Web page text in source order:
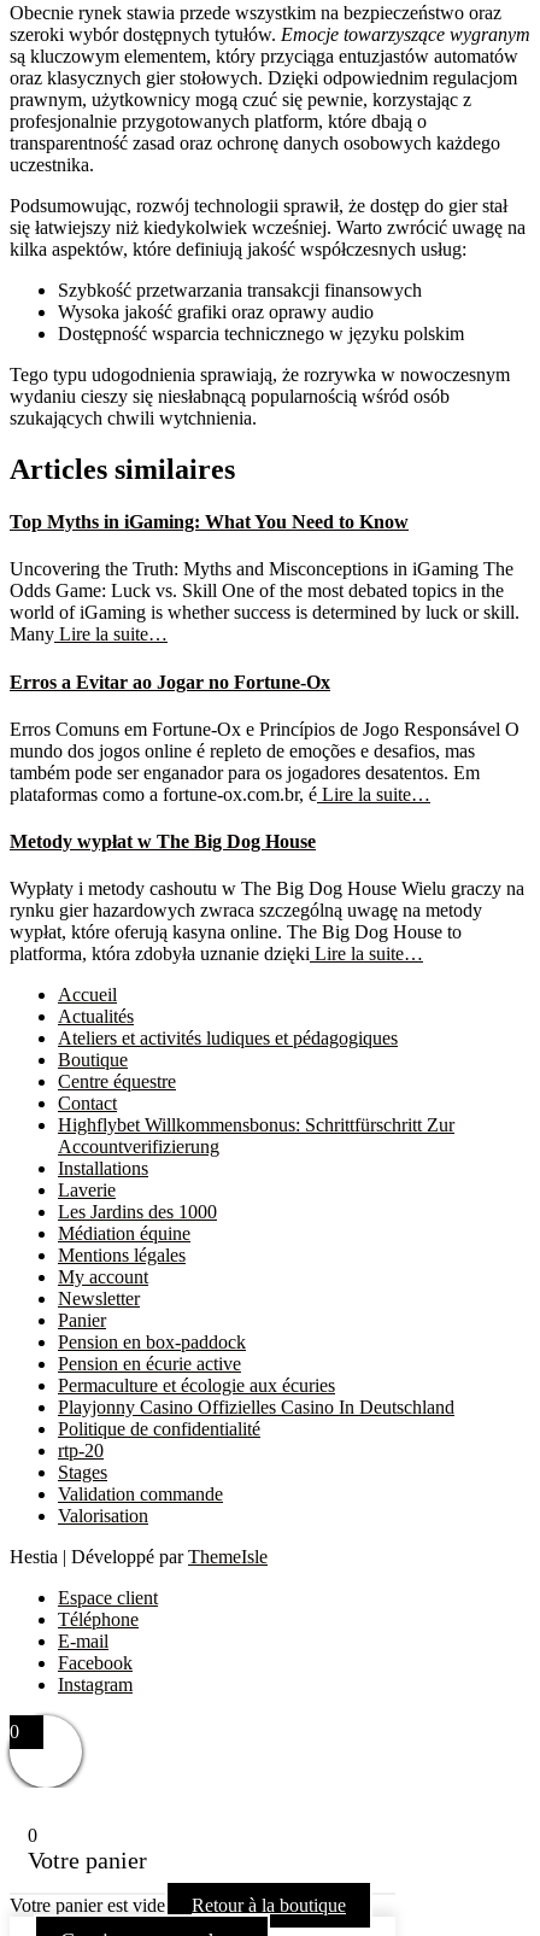
Obecnie rynek stawia przede wszystkim na bezpieczeństwo oraz
szeroki wybór dostępnych tytułów. Emocje towarzyszące wygranym
są kluczowym elementem, który przyciąga entuzjastów automatów
oraz klasycznych gier stołowych. Dzięki odpowiednim regulacjom
prawnym, użytkownicy mogą czuć się pewnie, korzystając z
profesjonalnie przygotowanych platform, które dbają o
transparentność zasad oraz ochronę danych osobowych każdego
uczestnika.
Podsumowując, rozwój technologii sprawił, że dostęp do gier stał
się łatwiejszy niż kiedykolwiek wcześniej. Warto zwrócić uwagę na
kilka aspektów, które definiują jakość współczesnych usług:
Szybkość przetwarzania transakcji finansowych
Wysoka jakość grafiki oraz oprawy audio
Dostępność wsparcia technicznego w języku polskim
Tego typu udogodnienia sprawiają, że rozrywka w nowoczesnym
wydaniu cieszy się niesłabnącą popularnością wśród osób
szukających chwili wytchnienia.
Articles similaires
Top Myths in iGaming: What You Need to Know
Uncovering the Truth: Myths and Misconceptions in iGaming The
Odds Game: Luck vs. Skill One of the most debated topics in the
world of iGaming is whether success is determined by luck or skill.
Many Lire la suite…
Erros a Evitar ao Jogar no Fortune-Ox
Erros Comuns em Fortune-Ox e Princípios de Jogo Responsável O
mundo dos jogos online é repleto de emoções e desafios, mas
também pode ser enganador para os jogadores desatentos. Em
plataformas como a fortune-ox.com.br, é Lire la suite…
Metody wypłat w The Big Dog House
Wypłaty i metody cashoutu w The Big Dog House Wielu graczy na
rynku gier hazardowych zwraca szczególną uwagę na metody
wypłat, które oferują kasyna online. The Big Dog House to
platforma, która zdobyła uznanie dzięki Lire la suite…
Accueil
Actualités
Ateliers et activités ludiques et pédagogiques
Boutique
Centre équestre
Contact
Highflybet Willkommensbonus: Schrittfürschritt Zur
Accountverifizierung
Installations
Laverie
Les Jardins des 1000
Médiation équine
Mentions légales
My account
Newsletter
Panier
Pension en box-paddock
Pension en écurie active
Permaculture et écologie aux écuries
Playjonny Casino Offizielles Casino In Deutschland
Politique de confidentialité
rtp-20
Stages
Validation commande
Valorisation
Hestia | Développé parThemeIsle
Espace client
Téléphone
E-mail
Facebook
Instagram
0
0
Votre panier
Votre panier est vide Retour à la boutique